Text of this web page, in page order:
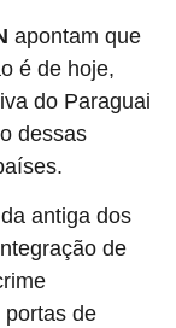
apontam que
é de hoje,
do Paraguai
dessas
antiga dos
de
portas de